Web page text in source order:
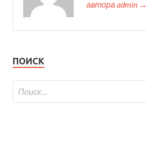
автора admin →
ПОИСК